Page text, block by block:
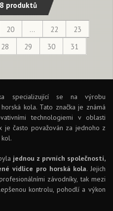
produktů
20 ... 22
23
28 29 30
31
specializující se na výrobu
kola. Tato značka je známá
technologiemi v oblasti
je často považován za jednoho z
jednou z prvních společností,
vidlice pro horská kola. Jejich
závodníky, tak mezi
kontrolu, pohodlí a výkon